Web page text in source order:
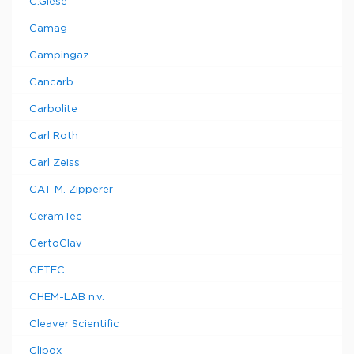
C.Giese
Camag
Campingaz
Cancarb
Carbolite
Carl Roth
Carl Zeiss
CAT M. Zipperer
CeramTec
CertoClav
CETEC
CHEM-LAB n.v.
Cleaver Scientific
Clipox